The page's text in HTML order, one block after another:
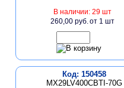
В наличии: 29 шт
260,00 руб.от 1 шт
Код: 150458
MX29LV400CBTI-70G